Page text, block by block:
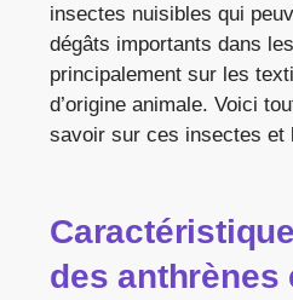
insectes nuisibles qui
dégâts importants dans
principalement sur les
d’origine animale. Voici
savoir sur ces insectes et
des anthrènes